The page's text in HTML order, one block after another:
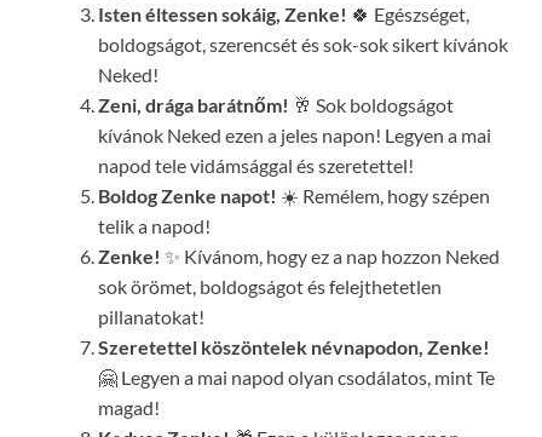
Isten éltessen sokáig, Zenke! 🍀 Egészséget,
boldogságot, szerencsét és sok-sok sikert kívánok
Neked!
Zeni, drága barátnőm! 🥂 Sok boldogságot
kívánok Neked ezen a jeles napon! Legyen a mai
napod tele vidámsággal és szeretettel!
Boldog Zenke napot! ☀️ Remélem, hogy szépen
telik a napod!
Zenke! ✨ Kívánom, hogy ez a nap hozzon Neked
sok örömet, boldogságot és felejthetetlen
pillanatokat!
Szeretettel köszöntelek névnapodon, Zenke!
🤗 Legyen a mai napod olyan csodálatos, mint Te
magad!